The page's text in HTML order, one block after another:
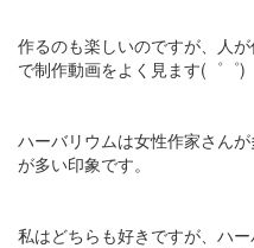
作るのも楽しいのですが、人
で制作動画をよく見ます(゜゜)
ハーバリウムは女性作家さん
が多い印象です。
私はどちらも好きですが、ハ